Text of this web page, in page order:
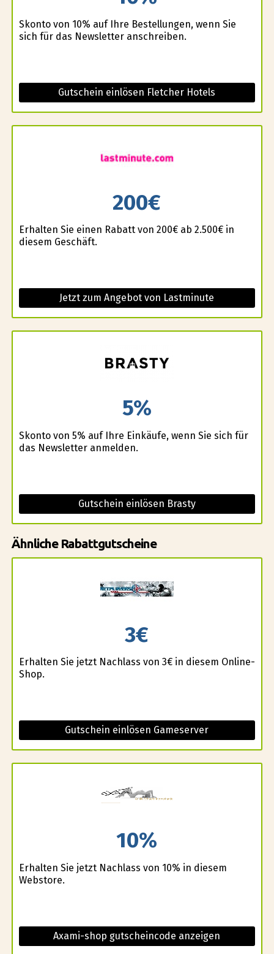
Skonto von 10% auf Ihre Bestellungen, wenn Sie
sich für das Newsletter anschreiben.
Gutschein einlösen Fletcher Hotels
200€
Erhalten Sie einen Rabatt von 200€ ab 2.500€ in
diesem Geschäft.
Jetzt zum Angebot von Lastminute
5%
Skonto von 5% auf Ihre Einkäufe, wenn Sie sich für
das Newsletter anmelden.
Gutschein einlösen Brasty
Ähnliche Rabattgutscheine
3€
Erhalten Sie jetzt Nachlass von 3€ in diesem Online-
Shop.
Gutschein einlösen Gameserver
10%
Erhalten Sie jetzt Nachlass von 10% in diesem
Webstore.
Axami-shop gutscheincode anzeigen